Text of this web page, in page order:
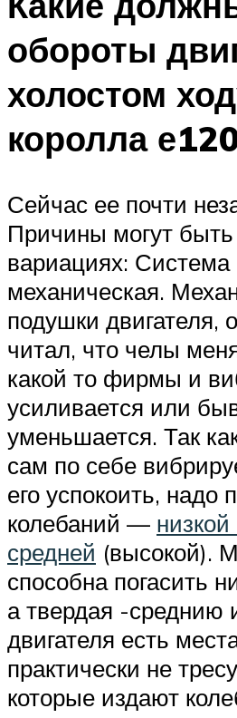
обороты
холостом
королла
Сейчас ее почти
Причины могут
вариациях: Система
механическая.
подушки двигателя,
читал, что челы
какой то фирмы и
усиливается или
уменьшается. Так
сам по себе
его успокоить, надо
колебаний —
средней (высокой).
способна погасить
а твердая -среднию
двигателя есть
практически не
которые издают